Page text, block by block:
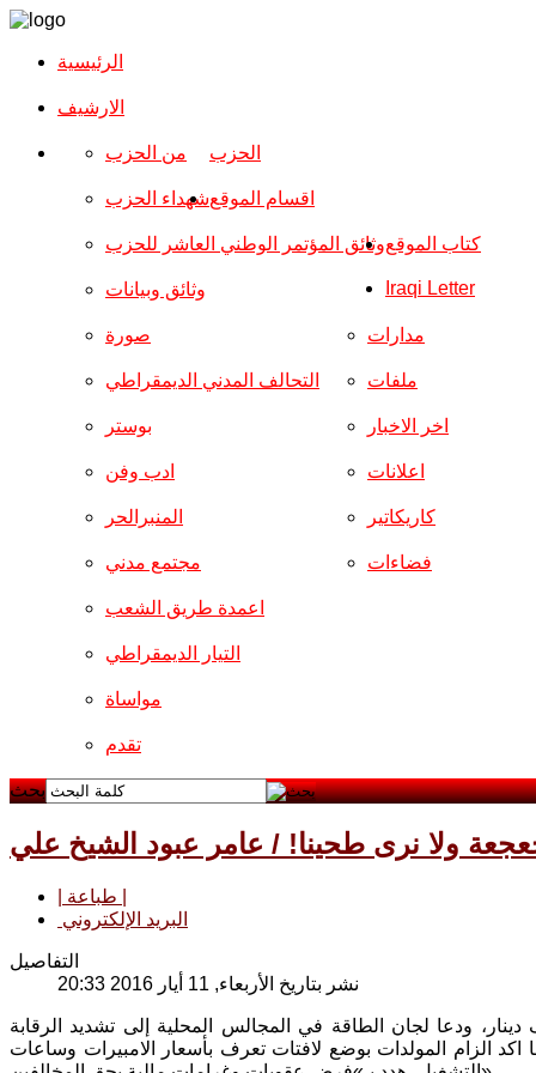
الرئيسية
الارشیف
الحزب من الحزب
شهداء الحزب
وثائق المؤتمر الوطني العاشر للحزب
وثائق وبيانات
اقسام الموقع
صورة
التحالف المدني الديمقراطي
بوستر
ادب وفن
المنبرالحر
مجتمع مدني
مدارات
ملفات
اخر الاخبار
اعلانات
كاريكاتير
فضاءات
اعمدة طريق الشعب
التيار الديمقراطي
مواساة
تقدم
كتاب الموقع
Iraqi Letter
بحث
ولا نرى طحينا! / عامر عبود الشيخ علي
البريد الإلكتروني
التفاصيل
نشر بتاريخ الأربعاء, 11 أيار 2016 20:33
ودعا لجان الطاقة في المجالس المحلية إلى تشديد الرقابة
اكد الزام المولدات بوضع لافتات تعرف بأسعار الامبيرات وساعات